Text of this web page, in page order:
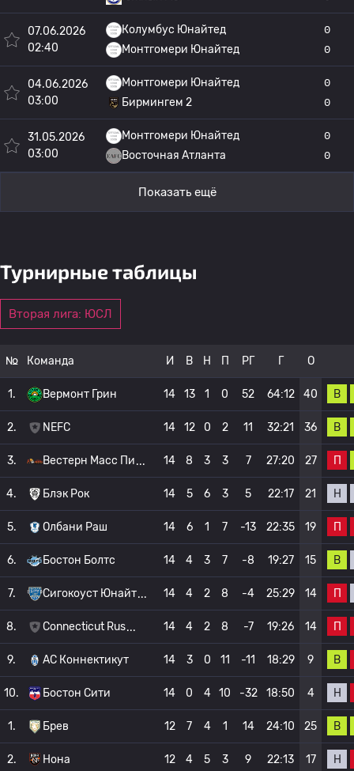
07.06.2026
02:40
Колумбус Юнайтед
Монтгомери Юнайтед
0
0
04.06.2026
03:00
Монтгомери Юнайтед
Бирмингем 2
0
0
31.05.2026
03:00
Монтгомери Юнайтед
Восточная Атланта
0
0
Показать ещё
Турнирные таблицы
Вторая лига: ЮСЛ
№ Команда И В Н П РГ Г О
1. Вермонт Грин 14 13 1 0 52 64:12 40 В
2. NEFC 14 12 0 2 11 32:21 36 В
3. Вестерн Масс Пи 14 8 3 3 7 27:20 27 П
4. Блэк Рок 14 5 6 3 5 22:17 21 Н
5. Олбани Раш 14 6 1 7 -13 22:35 19 П
6. Бостон Болтс 14 4 3 7 -8 19:27 15 В
7. Сигокоуст Юнайт 14 4 2 8 -4 25:29 14 П
8. Connecticut Rus 14 4 2 8 -7 19:26 14 П
9. АС Коннектикут 14 3 0 11 -11 18:29 9 В
10. Бостон Сити 14 0 4 10 -32 18:50 4 Н
1. Брев 12 7 4 1 14 24:10 25 В
2. Нона 12 4 5 3 9 22:13 17 Н